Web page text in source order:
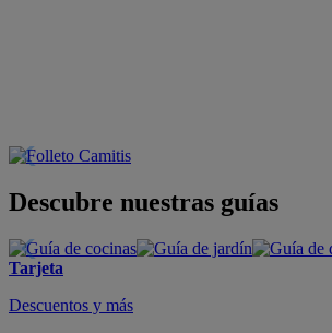
Descubre nuestras guías
Tarjeta
Descuentos y más